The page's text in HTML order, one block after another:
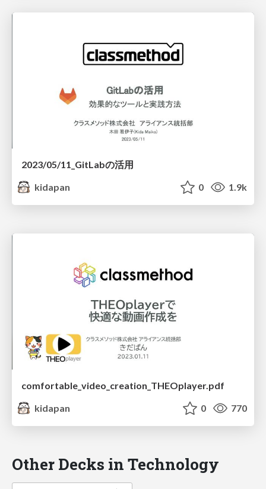
2023/05/11_GitLabの活用
kidapan
0 1.9k
comfortable_video_creation_THEOplayer.pdf
kidapan
0 770
Other Decks in Technology